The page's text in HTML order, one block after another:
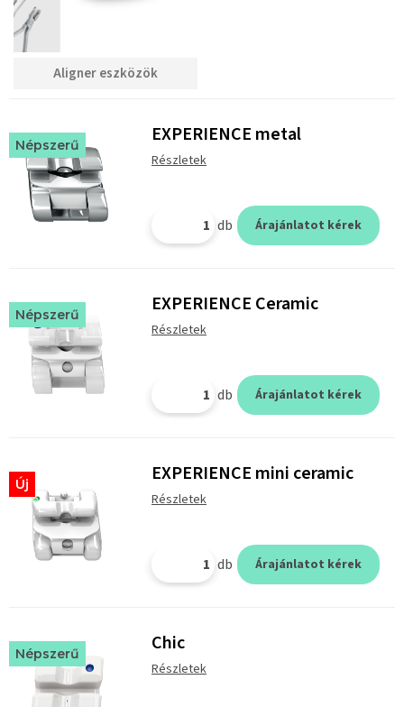
Aligner eszközök
Népszerű EXPERIENCE metal
Részletek
db Árajánlatot kérek
Népszerű EXPERIENCE Ceramic
Részletek
db Árajánlatot kérek
Új EXPERIENCE mini ceramic
Részletek
db Árajánlatot kérek
Népszerű Chic
Részletek